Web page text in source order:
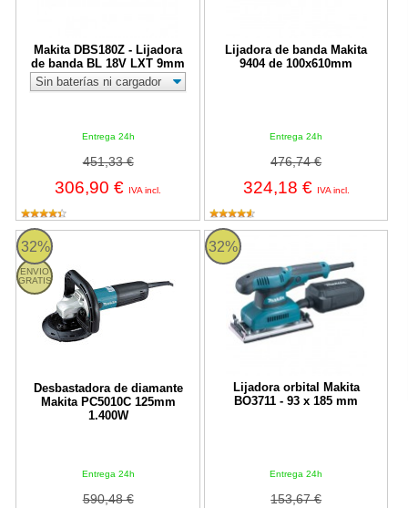
Makita DBS180Z - Lijadora
de banda BL 18V LXT 9mm
Entrega 24h
451,33 €
306,90 € IVA incl.
Lijadora de banda Makita
9404 de 100x610mm
Entrega 24h
476,74 €
324,18 € IVA incl.
32%
ENVIO
GRATIS
Desbastadora de diamante
Makita PC5010C 125mm
1.400W
Entrega 24h
590,48 €
Desbastadora de diamante Makita PC5010C 125mm 1.400W
32%
Lijadora orbital Makita
BO3711 - 93 x 185 mm
Entrega 24h
153,67 €
Lijadora orbital Makita BO3711 -